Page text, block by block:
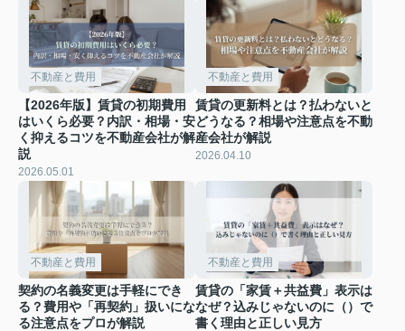
不動産と費用
【2026年版】賃貸の初期費用
はいくら必要？内訳・相場・安
く抑えるコツを不動産会社が解
説
2026.05.01
不動産と費用
賃貸の更新料とは？払わないと
どうなる？相場や注意点を不動
産会社が解説
2026.04.10
不動産と費用
契約の名義変更は手軽にでき
る？費用や「再契約」扱いにな
る注意点をプロが解説
不動産と費用
賃貸の「家賃＋共益費」表示は
なぜ？込みじゃないのに（）で
書く理由と正しい見方